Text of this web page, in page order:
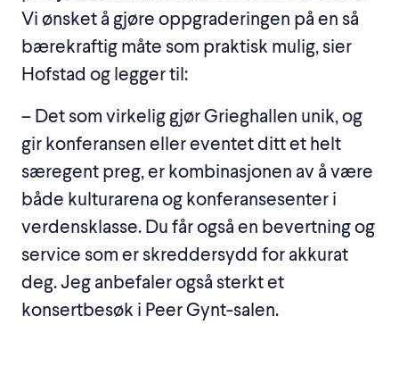
Vi ønsket å gjøre oppgraderingen på en så
bærekraftig måte som praktisk mulig, sier
Hofstad og legger til:
– Det som virkelig gjør Grieghallen unik, og
gir konferansen eller eventet ditt et helt
særegent preg, er kombinasjonen av å være
både kulturarena og konferansesenter i
verdensklasse. Du får også en bevertning og
service som er skreddersydd for akkurat
deg. Jeg anbefaler også sterkt et
konsertbesøk i Peer Gynt-salen.